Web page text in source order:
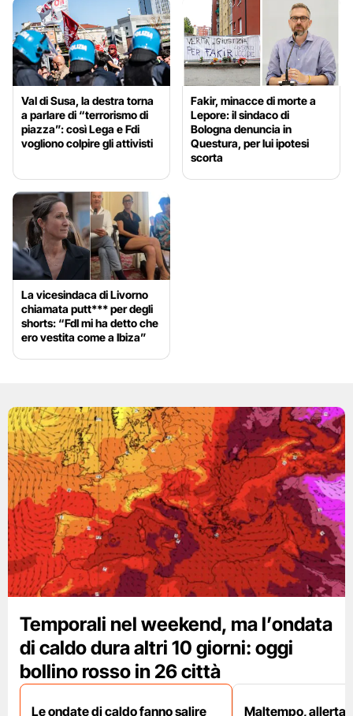
Val di Susa, la destra torna
a parlare di “terrorismo di
piazza”: così Lega e Fdi
vogliono colpire gli attivisti
Fakir, minacce di morte a
Lepore: il sindaco di
Bologna denuncia in
Questura, per lui ipotesi
scorta
La vicesindaca di Livorno
chiamata putt*** per degli
shorts: “FdI mi ha detto che
ero vestita come a Ibiza”
Temporali nel weekend, ma l’ondata
di caldo dura altri 10 giorni: oggi
bollino rosso in 26 città
Le ondate di caldo fanno salire Maltempo, allerta